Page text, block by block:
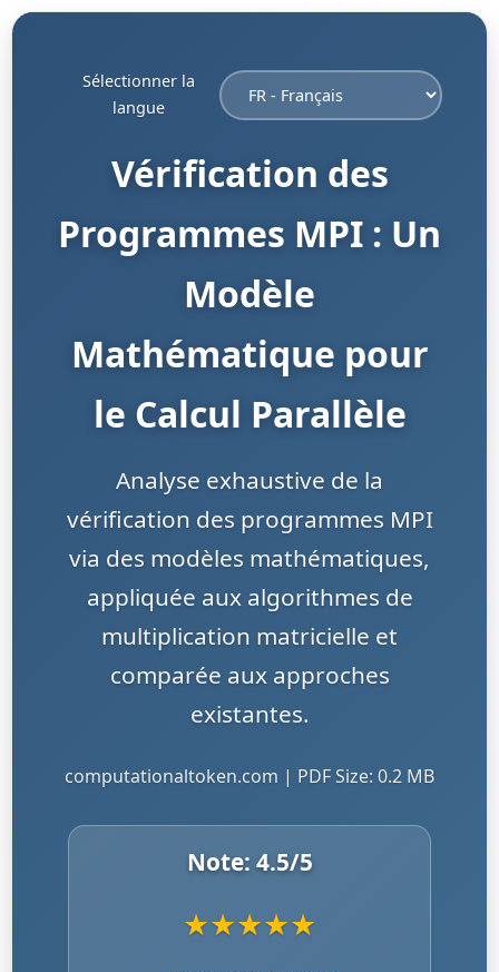
Sélectionner la
langue
Vérification des
Programmes MPI : Un
Modèle
Mathématique pour
le Calcul Parallèle
Analyse exhaustive de la
vérification des programmes MPI
via des modèles mathématiques,
appliquée aux algorithmes de
multiplication matricielle et
comparée aux approches
existantes.
computationaltoken.com | PDF Size: 0.2 MB
Note: 4.5/5
★★★★★